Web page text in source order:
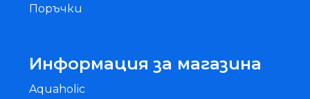
Поръчки
Информация за магазина
Aquaholic